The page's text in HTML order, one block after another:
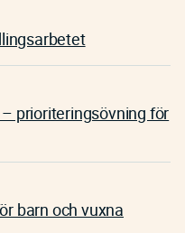
prioriteringsövning för
barn och vuxna